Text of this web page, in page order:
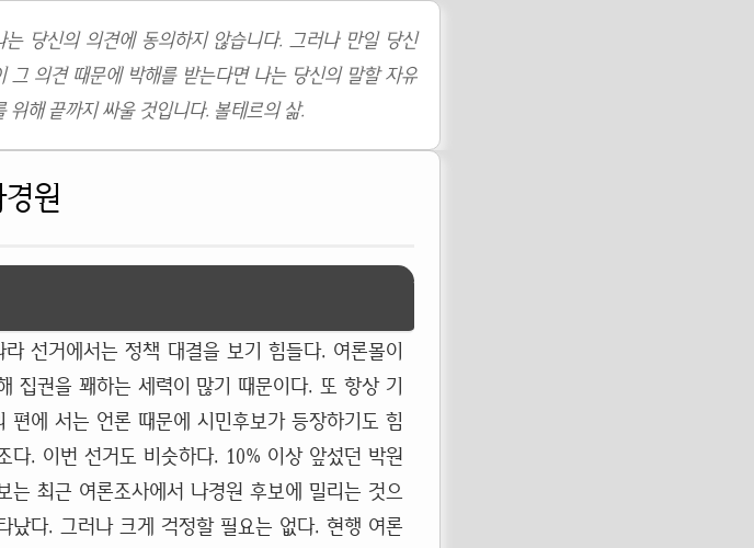
는 당신의 의견에 동의하지 않습니다. 그러나 만일 당신
그 의견 때문에 박해를 받는다면 나는 당신의 말할 자유
위해 끝까지 싸울 것입니다. 볼테르의 삶.
원
라 선거에서는 정책 대결을 보기 힘들다. 여론몰이
집권을 꽤하는 세력이 많기 때문이다. 또 항상 기
편에 서는 언론 때문에 시민후보가 등장하기도 힘
다. 이번 선거도 비슷하다. 10% 이상 앞섰던 박원
는 최근 여론조사에서 나경원 후보에 밀리는 것으
났다. 그러나 크게 걱정할 필요는 없다. 현행 여론